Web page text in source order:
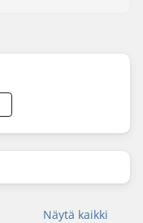
Näytä kaikki